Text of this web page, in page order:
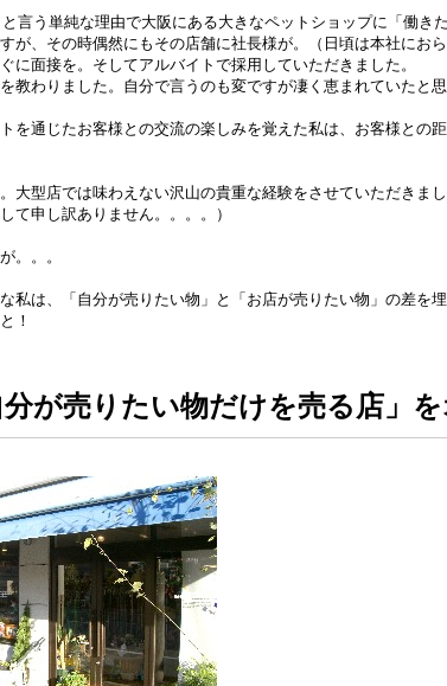
言う単純な理由で大阪にある大きなペットショップに「働き
が、その時偶然にもその店舗に社長様が。（日頃は本社にお
に面接を。そしてアルバイトで採用していただきました。
教わりました。自分で言うのも変ですが凄く恵まれていたと
を通じたお客様との交流の楽しみを覚えた私は、お客様との
大型店では味わえない沢山の貴重な経験をさせていただきま
て申し訳ありません。。。。）
。。。
私は、「自分が売りたい物」と「お店が売りたい物」の差を
！
が売りたい物だけを売る店」